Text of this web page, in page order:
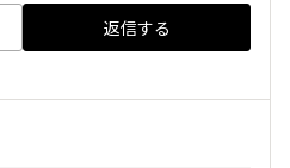
返信する